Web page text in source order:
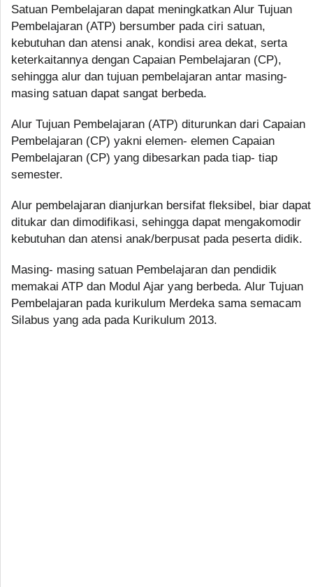
Satuan Pembelajaran dapat meningkatkan Alur Tujuan
Pembelajaran (ATP) bersumber pada ciri satuan,
kebutuhan dan atensi anak, kondisi area dekat, serta
keterkaitannya dengan Capaian Pembelajaran (CP),
sehingga alur dan tujuan pembelajaran antar masing-
masing satuan dapat sangat berbeda.
Alur Tujuan Pembelajaran (ATP) diturunkan dari Capaian
Pembelajaran (CP) yakni elemen- elemen Capaian
Pembelajaran (CP) yang dibesarkan pada tiap- tiap
semester.
Alur pembelajaran dianjurkan bersifat fleksibel, biar dapat
ditukar dan dimodifikasi, sehingga dapat mengakomodir
kebutuhan dan atensi anak/berpusat pada peserta didik.
Masing- masing satuan Pembelajaran dan pendidik
memakai ATP dan Modul Ajar yang berbeda. Alur Tujuan
Pembelajaran pada kurikulum Merdeka sama semacam
Silabus yang ada pada Kurikulum 2013.